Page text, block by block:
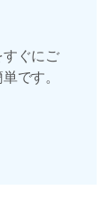
ぐにご
です。